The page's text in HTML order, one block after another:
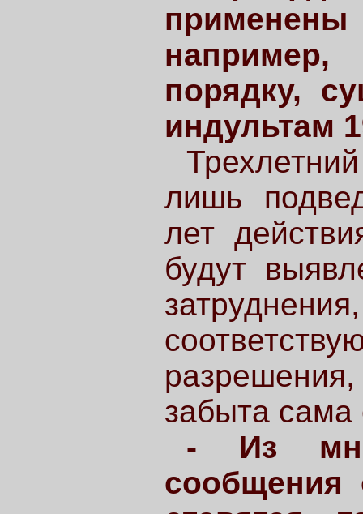
порядку,
индультам
лишь
лет
будут
забыта сама
- Из
сообщения